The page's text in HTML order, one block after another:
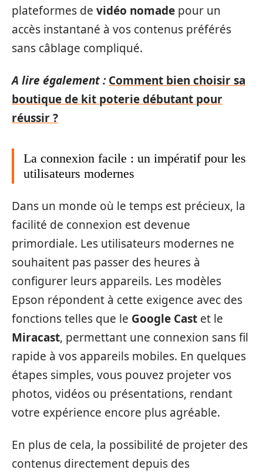
plateformes de vidéo nomade pour un
accès instantané à vos contenus préférés
sans câblage compliqué.
A lire également : Comment bien choisir sa
boutique de kit poterie débutant pour
réussir ?
La connexion facile : un impératif pour les
utilisateurs modernes
Dans un monde où le temps est précieux, la
facilité de connexion est devenue
primordiale. Les utilisateurs modernes ne
souhaitent pas passer des heures à
configurer leurs appareils. Les modèles
Epson répondent à cette exigence avec des
fonctions telles que le Google Cast et le
Miracast, permettant une connexion sans fil
rapide à vos appareils mobiles. En quelques
étapes simples, vous pouvez projeter vos
photos, vidéos ou présentations, rendant
votre expérience encore plus agréable.
En plus de cela, la possibilité de projeter des
contenus directement depuis des